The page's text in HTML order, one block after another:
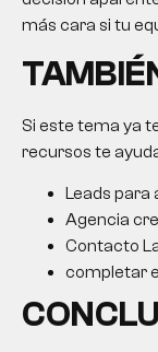
más cara si tu
Si este tema ya
recursos te
Leads
Agencia
Contacto
completar